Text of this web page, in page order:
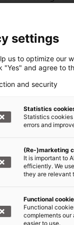
der Platz in
und Ästen
so viele
genug Geld
die Spenden
Damit ist
denUrsachen
zukünftig
gezielt
settings
us to optimize our
"Yes" and agree to
and security
Statistics
Statistics cookies
errors and
(Re-)marketing
It is important to
efficiently. We
they are relevant
Functional
Functional
complements
easier to use.